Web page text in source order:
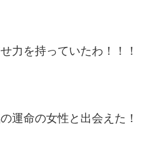
力を持っていたわ！！！
運命の女性と出会えた！